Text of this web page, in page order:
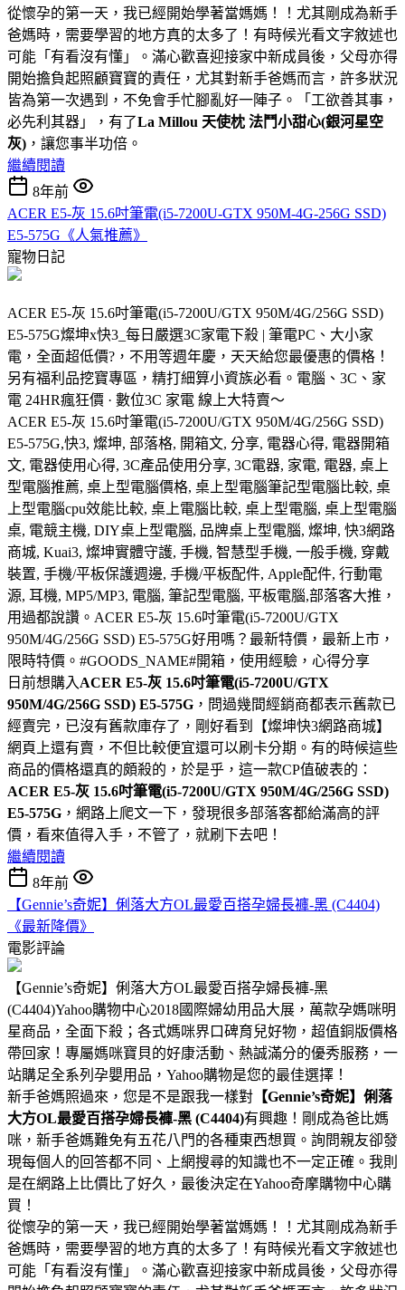
從懷孕的第一天，我已經開始學著當媽媽！！尤其剛成為新手
爸媽時，需要學習的地方真的太多了！有時候光看文字敘述也
可能「有看沒有懂」。滿心歡喜迎接家中新成員後，父母亦得
開始擔負起照顧寶寶的責任，尤其對新手爸媽而言，許多狀況
皆為第一次遇到，不免會手忙腳亂好一陣子。「工欲善其事，
必先利其器」，有了La Millou 天使枕 法鬥小甜心(銀河星空
灰) ，讓您事半功倍。
繼續閱讀
8年前
ACER E5-灰 15.6吋筆電(i5-7200U-GTX 950M-4G-256G SSD)
E5-575G《人氣推薦》
寵物日記
ACER E5-灰 15.6吋筆電(i5-7200U/GTX 950M/4G/256G SSD)
E5-575G燦坤x快3_每日嚴選3C家電下殺 | 筆電PC、大小家
電，全面超低價?，不用等週年慶，天天給您最優惠的價格！
另有福利品挖寶專區，精打細算小資族必看。電腦、3C、家
電 24HR瘋狂價 · 數位3C 家電 線上大特賣～
ACER E5-灰 15.6吋筆電(i5-7200U/GTX 950M/4G/256G SSD)
E5-575G,快3, 燦坤, 部落格, 開箱文, 分享, 電器心得, 電器開箱
文, 電器使用心得, 3C產品使用分享, 3C電器, 家電, 電器, 桌上
型電腦推薦, 桌上型電腦價格, 桌上型電腦筆記型電腦比較, 桌
上型電腦cpu效能比較, 桌上電腦比較, 桌上型電腦, 桌上型電腦
桌, 電競主機, DIY桌上型電腦, 品牌桌上型電腦, 燦坤, 快3網路
商城, Kuai3, 燦坤實體守護, 手機, 智慧型手機, 一般手機, 穿戴
裝置, 手機/平板保護週邊, 手機/平板配件, Apple配件, 行動電
源, 耳機, MP5/MP3, 電腦, 筆記型電腦, 平板電腦,部落客大推，
用過都說讚。ACER E5-灰 15.6吋筆電(i5-7200U/GTX
950M/4G/256G SSD) E5-575G好用嗎？最新特價，最新上市，
限時特價。#GOODS_NAME#開箱，使用經驗，心得分享
日前想購入 ACER E5-灰 15.6吋筆電(i5-7200U/GTX
950M/4G/256G SSD) E5-575G ，問過幾間經銷商都表示舊款已
經賣完，已沒有舊款庫存了，剛好看到【燦坤快3網路商城】
網頁上還有賣，不但比較便宜還可以刷卡分期。有的時候這些
商品的價格還真的頗殺的，於是乎，這一款CP值破表的：
ACER E5-灰 15.6吋筆電(i5-7200U/GTX 950M/4G/256G SSD)
E5-575G ，網路上爬文一下，發現很多部落客都給滿高的評
價，看來值得入手，不管了，就刷下去吧！
繼續閱讀
8年前
【Gennie’s奇妮】俐落大方OL最愛百搭孕婦長褲-黑 (C4404)
《最新降價》
電影評論
【Gennie’s奇妮】俐落大方OL最愛百搭孕婦長褲-黑
(C4404)Yahoo購物中心2018國際婦幼用品大展，萬款孕媽咪明
星商品，全面下殺；各式媽咪界口碑育兒好物，超值銅版價格
帶回家！專屬媽咪寶貝的好康活動、熱誠滿分的優秀服務，一
站購足全系列孕嬰用品，Yahoo購物是您的最佳選擇！
新手爸媽照過來，您是不是跟我一樣對 【Gennie’s奇妮】俐落
大方OL最愛百搭孕婦長褲-黑 (C4404)有興趣！剛成為爸比媽
咪，新手爸媽難免有五花八門的各種東西想買。詢問親友卻發
現每個人的回答都不同、上網搜尋的知識也不一定正確。我則
是在網路上比價比了好久，最後決定在Yahoo奇摩購物中心購
買！
從懷孕的第一天，我已經開始學著當媽媽！！尤其剛成為新手
爸媽時，需要學習的地方真的太多了！有時候光看文字敘述也
可能「有看沒有懂」。滿心歡喜迎接家中新成員後，父母亦得